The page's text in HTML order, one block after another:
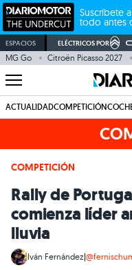
Suscríbete
todo antes
ESPACIOS ELÉCTRICOS POR
MG Go Citroën Picasso 2027
ACTUALIDADCOMPETICIÓN
COMPETICIÓN
Rally de
comienza líder
lluvia
Iván Fernández|